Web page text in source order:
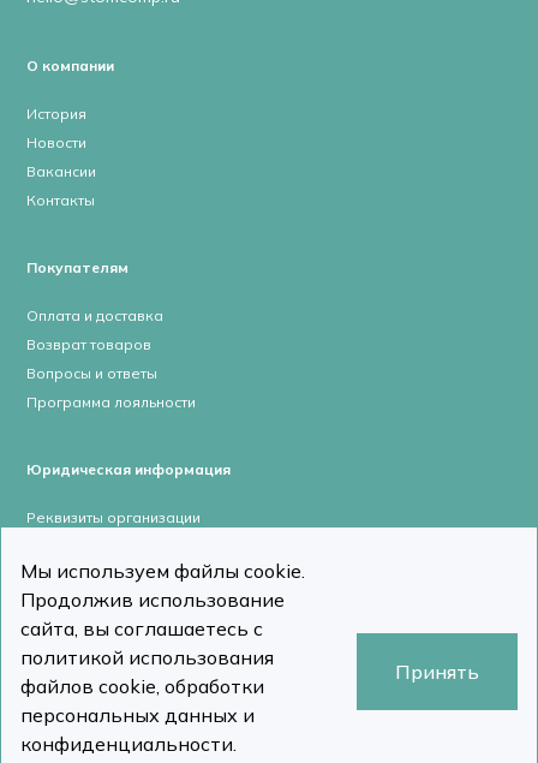
О компании
История
Новости
Вакансии
Контакты
Покупателям
Оплата и доставка
Возврат товаров
Вопросы и ответы
Программа лояльности
Юридическая информация
Реквизиты организации
Пользовательское соглашение
Политика конфиденциальности
stomcomp.ru © Все права защищены 2026
Мы используем файлы cookie.
Продолжив использование
сайта, вы соглашаетесь с
политикой использования
файлов cookie, обработки
персональных данных и
конфиденциальности.
Принять